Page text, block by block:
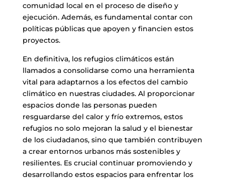
comunidad local en el proceso de diseño y
ejecución. Además, es fundamental contar con
políticas públicas que apoyen y financien estos
proyectos.
En definitiva, los refugios climáticos están
llamados a consolidarse como una herramienta
vital para adaptarnos a los efectos del cambio
climático en nuestras ciudades. Al proporcionar
espacios donde las personas pueden
resguardarse del calor y frío extremos, estos
refugios no solo mejoran la salud y el bienestar
de los ciudadanos, sino que también contribuyen
a crear entornos urbanos más sostenibles y
resilientes. Es crucial continuar promoviendo y
desarrollando estos espacios para enfrentar los